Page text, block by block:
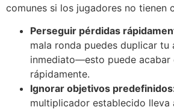
comunes si los jugadores no tienen
Perseguir pérdidas
mala ronda puedes duplicar tu
inmediato—esto puede acabar
rápidamente.
Ignorar objetivos
multiplicador establecido lleva